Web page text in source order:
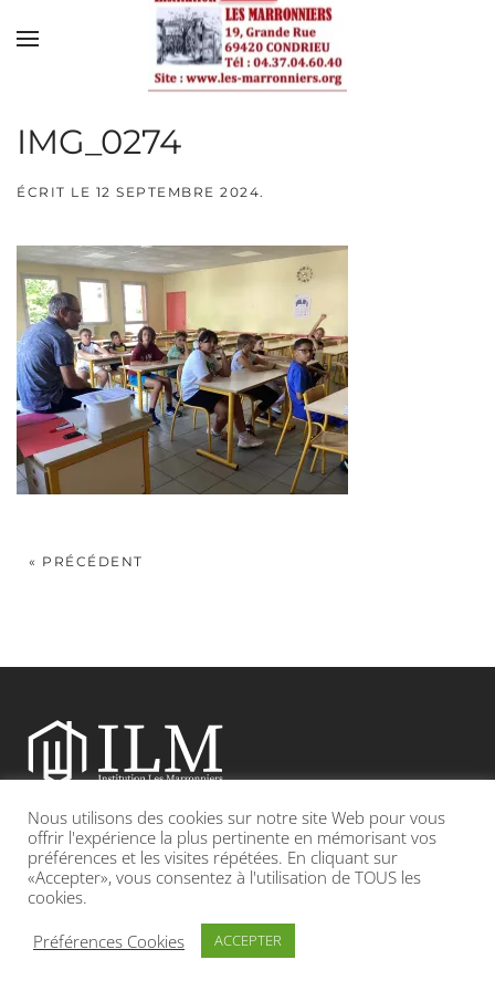
Skip to main content
IMG_0274
ÉCRIT LE 12 SEPTEMBRE 2024.
« PRÉCÉDENT
Etablissement catholique sous contrat d’association avec l’Etat
Adresse : 19, Grande rue 69420 CONDRIEU
INFOS LÉGALES POLITIQUE DE CONFIDENTIALITÉ
Nous utilisons des cookies sur notre site Web pour vous
offrir l'expérience la plus pertinente en mémorisant vos
préférences et les visites répétées. En cliquant sur
«Accepter», vous consentez à l'utilisation de TOUS les
cookies.
Préférences Cookies
ACCEPTER